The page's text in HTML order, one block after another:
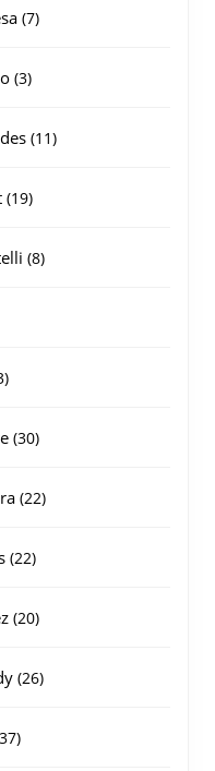
77
33
1111
1919
88
3
3030
2222
2222
2020
2626
37